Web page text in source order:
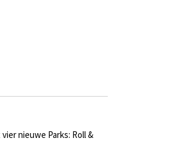
nieuwe Parks: Roll &